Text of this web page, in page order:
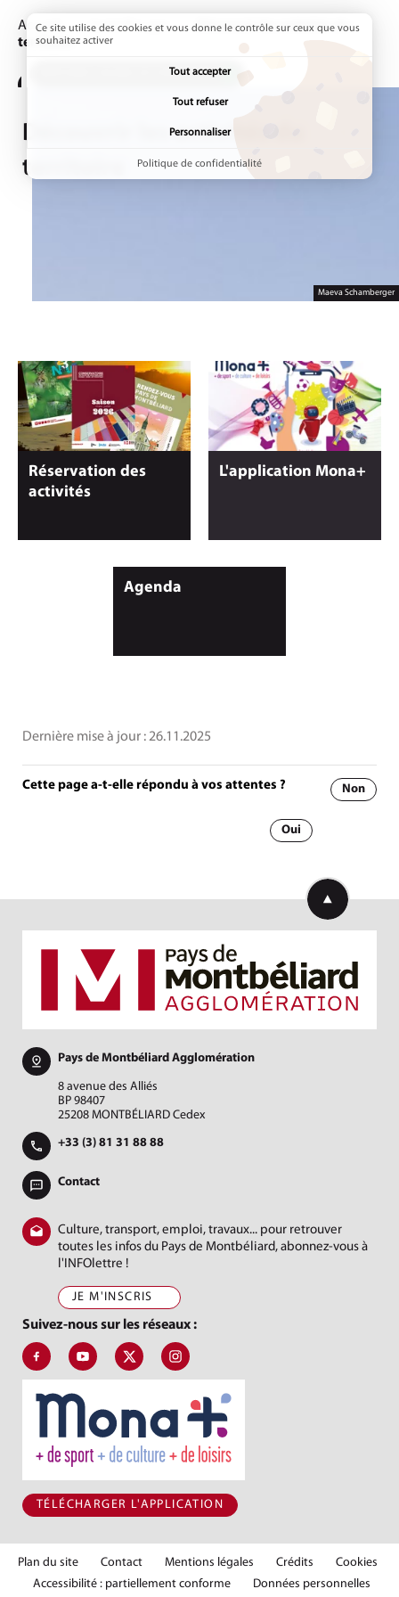
Accueil Sortir/Bouger Page active :
Découvrir les activités du
territoire
ADDTOANY (SHARE) EST DÉSACTIVÉ.
Maeva Schamberger
Découvrir les activités du
territoire
Réservation des
activités
L'application Mona+
Agenda
Dernière mise à jour :26.11.2025
Cette page a-t-elle répondu à vos attentes ? Non
Oui
Retourner en
Pays de Montbéliard Agglomération
8 avenue des Alliés
BP 98407
25208 MONTBÉLIARD Cedex
+33 (3) 81 31 88 88
Contact
Culture, transport, emploi, travaux... pour retrouver
toutes les infos du Pays de Montbéliard, abonnez-vous à
l'INFOlettre !
JE M'INSCRIS
Suivez-nous sur les réseaux :
Suivez-nous sur Facebook, J'aime le Pays de Montbéliard
Suivez-nous sur Youtube, Pays de Montbéliard
Suivez-nous sur X, Pays de Montbéliard
Suivez-nous sur Instagram, Pays de
TÉLÉCHARGER L'APPLICATION
Plan du site Contact Mentions légales Crédits
Cookies
Accessibilité : partiellement conforme
Données personnelles
Ce site utilise des cookies et vous donne le contrôle sur ceux que vous
souhaitez activer
Tout accepter
Tout refuser
Personnaliser
Politique de confidentialité